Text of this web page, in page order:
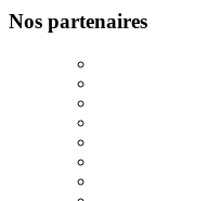
Nos partenaires